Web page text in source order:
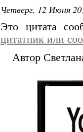
Четверг, 12 Июня
Это цитата
цитатник или
Автор